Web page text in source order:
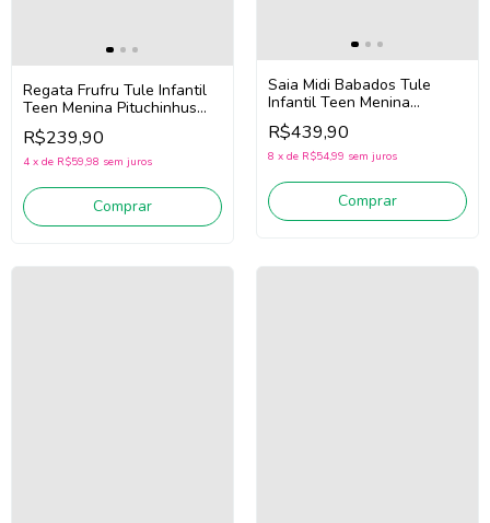
Regata Frufru Tule Infantil
Teen Menina Pituchinhus
30746 (Preto)
R$239,90
4 x de R$59,98 sem juros
Comprar
Saia Midi Babados Tule
Infantil Teen Menina
Pituchinhus 30754 (Preto)
R$439,90
8 x de R$54,99 sem juros
Comprar